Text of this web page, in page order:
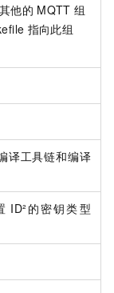
他的 MQTT 组
指向此组
译工具链和编译
ID²的密钥类型